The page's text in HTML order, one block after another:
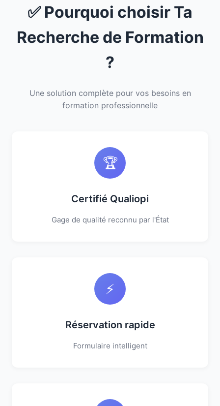
✅ Pourquoi choisir Ta
Recherche de Formation
?
Une solution complète pour vos besoins en
formation professionnelle
🏆
Certifié Qualiopi
Gage de qualité reconnu par l'État
⚡
Réservation rapide
Formulaire intelligent